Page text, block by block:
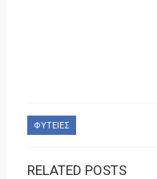
ΦΥΤΕΙΕΣ
RELATED POSTS